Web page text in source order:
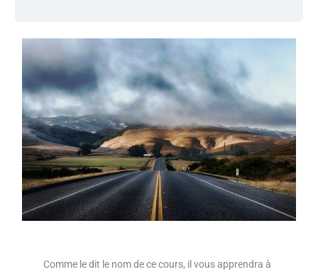
Comme le dit le nom de ce cours, il vous apprendra à